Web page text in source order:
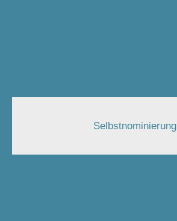
Selbstnominierung